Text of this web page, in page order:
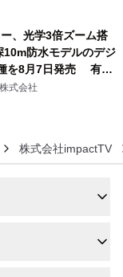
、光学3倍ズーム搭
10m防水モデルのデジ
を8月7日発売 有効
途別に選べるコンデ
式会社
株式会社impactTV